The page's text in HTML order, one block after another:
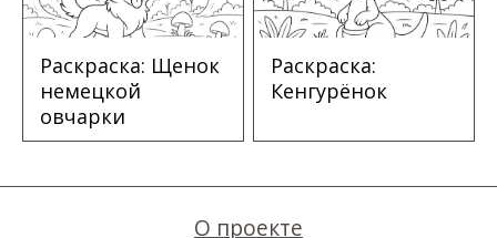
Раскраска: Щенок
немецкой
овчарки
Раскраска:
Кенгурёнок
О проекте